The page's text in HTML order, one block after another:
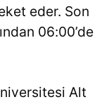
eder. Son
06:00’de
Alt